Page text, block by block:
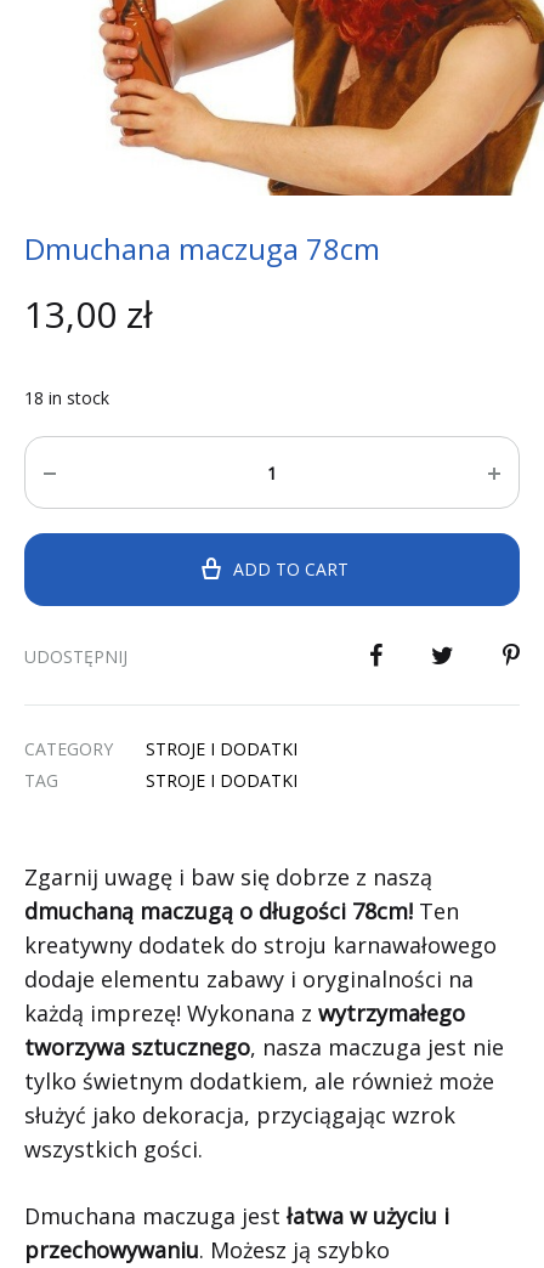
Dmuchana maczuga 78cm
13,00 zł
18 in stock
Quantity
ADD TO CART
UDOSTĘPNIJ
CATEGORY
STROJE I DODATKI
TAG
STROJE I DODATKI
Zgarnij uwagę i baw się dobrze z naszą
dmuchaną maczugą o długości 78cm! Ten
kreatywny dodatek do stroju karnawałowego
dodaje elementu zabawy i oryginalności na
każdą imprezę! Wykonana z wytrzymałego
tworzywa sztucznego, nasza maczuga jest nie
tylko świetnym dodatkiem, ale również może
służyć jako dekoracja, przyciągając wzrok
wszystkich gości.
Dmuchana maczuga jest łatwa w użyciu i
przechowywaniu. Możesz ją szybko